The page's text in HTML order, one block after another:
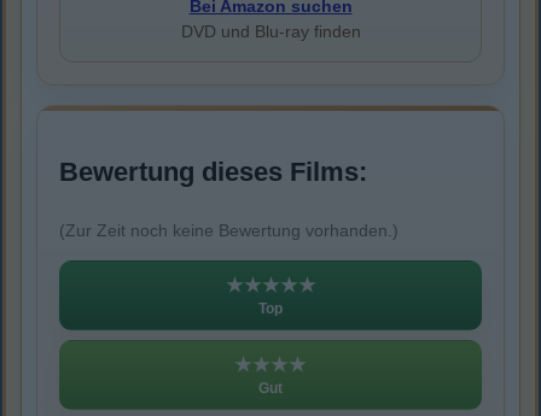
Bei Amazon suchen
DVD und Blu-ray finden
Bewertung dieses Films:
(Zur Zeit noch keine Bewertung vorhanden.)
★★★★★
Top
★★★★
Gut